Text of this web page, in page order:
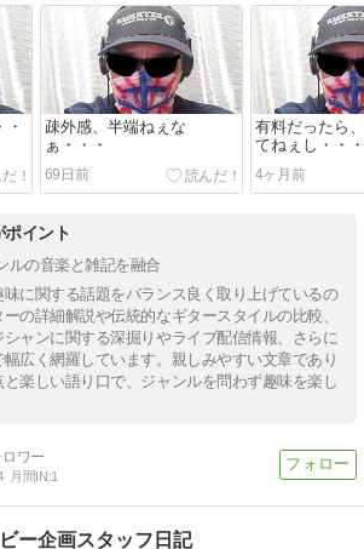
疎外感、半端ねぇな
ぁ・・・
69日前
有料だったら
てねぇし・・・
4ヶ月前
ポイント
ルの音楽と雑記を融合
に関する話題をバランス良く取り上げているの
の詳細解説や伝統的なギタースタイルの比較、
ャンに関する深掘りやライブ配信情報、さらに
広く網羅しています。親しみやすい文章であり
楽しい語り口で、ジャンルを問わず趣味を楽し
月間IN:1
ー企画スタッフ日記